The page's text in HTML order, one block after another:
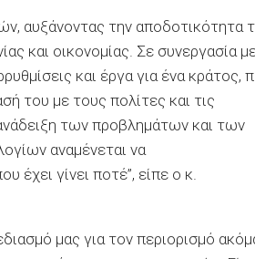
αυξάνοντας την αποδοτικότητα
και οικονομίας. Σε συνεργασία
και έργα για ένα κράτος,
του με τους πολίτες και τις
των προβλημάτων και των
αναμένεται να
έχει γίνει ποτέ”, είπε ο κ.
μας για τον περιορισμό